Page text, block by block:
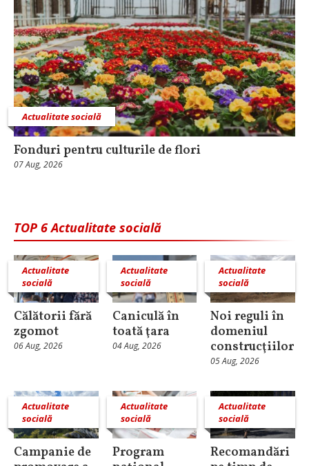
Actualitate socială
Fonduri pentru culturile de flori
07 Aug, 2026
TOP 6 Actualitate socială
Actualitate
socială
Călătorii fără
zgomot
06 Aug, 2026
Actualitate
socială
Caniculă în
toată ţara
04 Aug, 2026
Actualitate
socială
Noi reguli în
domeniul
construcţiilor
05 Aug, 2026
Actualitate
socială
Campanie de
Actualitate
socială
Program
Actualitate
socială
Recomandări